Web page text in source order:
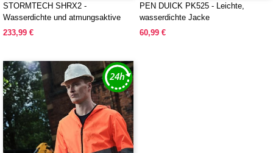
STORMTECH SHRX2 -
Wasserdichte und atmungsaktive
technische Jacke
233,99 €
PEN DUICK PK525 - Leichte,
wasserdichte Jacke
60,99 €